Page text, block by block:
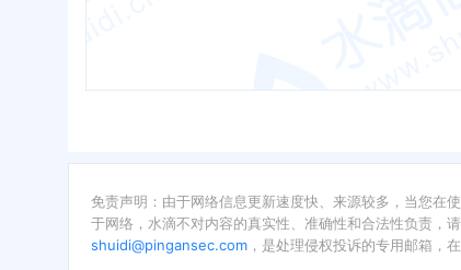
免责声明：由于网络信息更新速度快、来源较多，当您在
于网络，水滴不对内容的真实性、准确性和合法性负责，
shuidi@pingansec.com ，是处理侵权投诉的专用邮箱，